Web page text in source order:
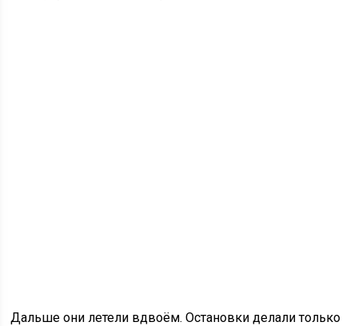
Дальше они летели вдвоём. Остановки делали только